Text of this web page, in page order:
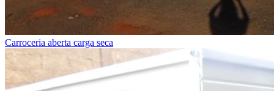
Carroceria aberta carga seca